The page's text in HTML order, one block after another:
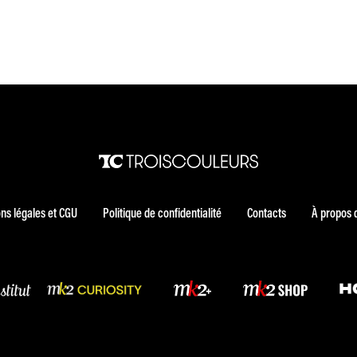
légales et CGU Politique de confidentialité Contacts À propos